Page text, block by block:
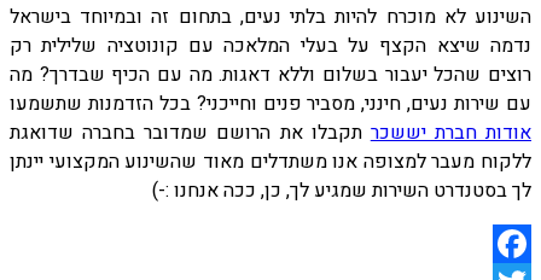
השינוע לא מוכרח להיות בלתי נעים, בתחום זה ובמיוחד בישראל
נדמה שיצא הקצף על בעלי המלאכה עם קונוטציה שלילית רק
רוצים שהכל יעבור בשלום וללא דאגות. מה עם הכיף שבדרך? מה
עם שירות נעים, חינני, מסביר פנים וחייכני? בכל הזדמנות שתשמעו
אודות חברת יששכר תקבלו את הרושם שמדובר בחברה שדואגת
ללקוח מעבר למצופה אנו משתדלים מאוד שהשינוע המקצועי יינתן
לך בסטנדרט השירות שמגיע לך, כן, ככה אנחנו :-)